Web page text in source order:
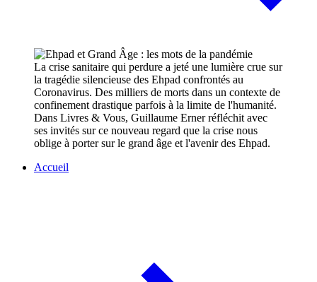
La crise sanitaire qui perdure a jeté une lumière crue sur
la tragédie silencieuse des Ehpad confrontés au
Coronavirus. Des milliers de morts dans un contexte de
confinement drastique parfois à la limite de l'humanité.
Dans Livres & Vous, Guillaume Erner réfléchit avec
ses invités sur ce nouveau regard que la crise nous
oblige à porter sur le grand âge et l'avenir des Ehpad.
Accueil